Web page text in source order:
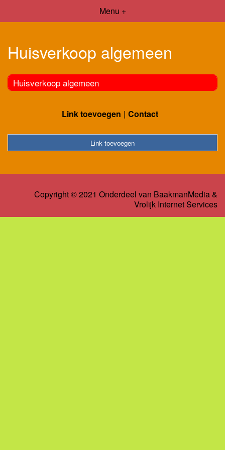
Menu +
Huisverkoop algemeen
Huisverkoop algemeen
Link toevoegen Contact
Link toevoegen
Copyright © 2021 Onderdeel van BaakmanMedia&
Vrolijk Internet Services